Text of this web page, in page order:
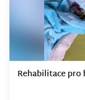
Rehabilitace pro